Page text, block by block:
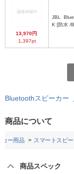
13,970円
1,397pt
JBL
K [防水 /
Bluetoothスピーカー
商品について
カー用品 スマートスピ
商品スペック